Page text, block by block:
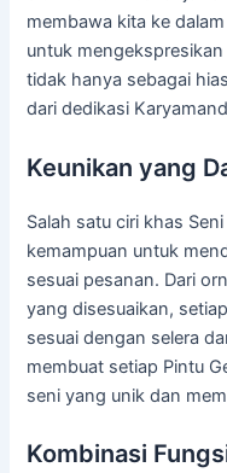
membawa kita ke
untuk
tidak hanya sebagai
dari dedikasi
Keunikan yang
Salah satu ciri khas
kemampuan untuk
sesuai pesanan. Dari
yang disesuaikan,
sesuai dengan selera
membuat setiap Pintu
seni yang unik dan
Kombinasi